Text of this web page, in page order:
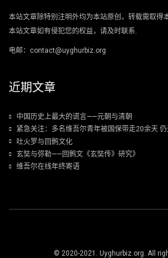
本站文章除特别注明外均为本站原创，转载需取得
本站文章如有侵犯您的权益，请及时联系.
电邮：contact@uyghurbiz.org
近期文章
中国历史上最大的谎言——元朝与清朝
紧急关注：多名维吾尔青年被国保带走20余天
吐火罗与回鹘文化
玄奘与弥勒——回鹘文《玄奘传》研究》
维吾尔在线年终寄语
© 2020-2021. Uyghurbiz.org. All